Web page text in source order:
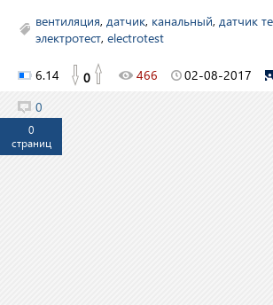
вентиляция, датчик, канальный, датчик
электротест, electrotest
6.14 0 466 02-08-2017
0
0
страниц